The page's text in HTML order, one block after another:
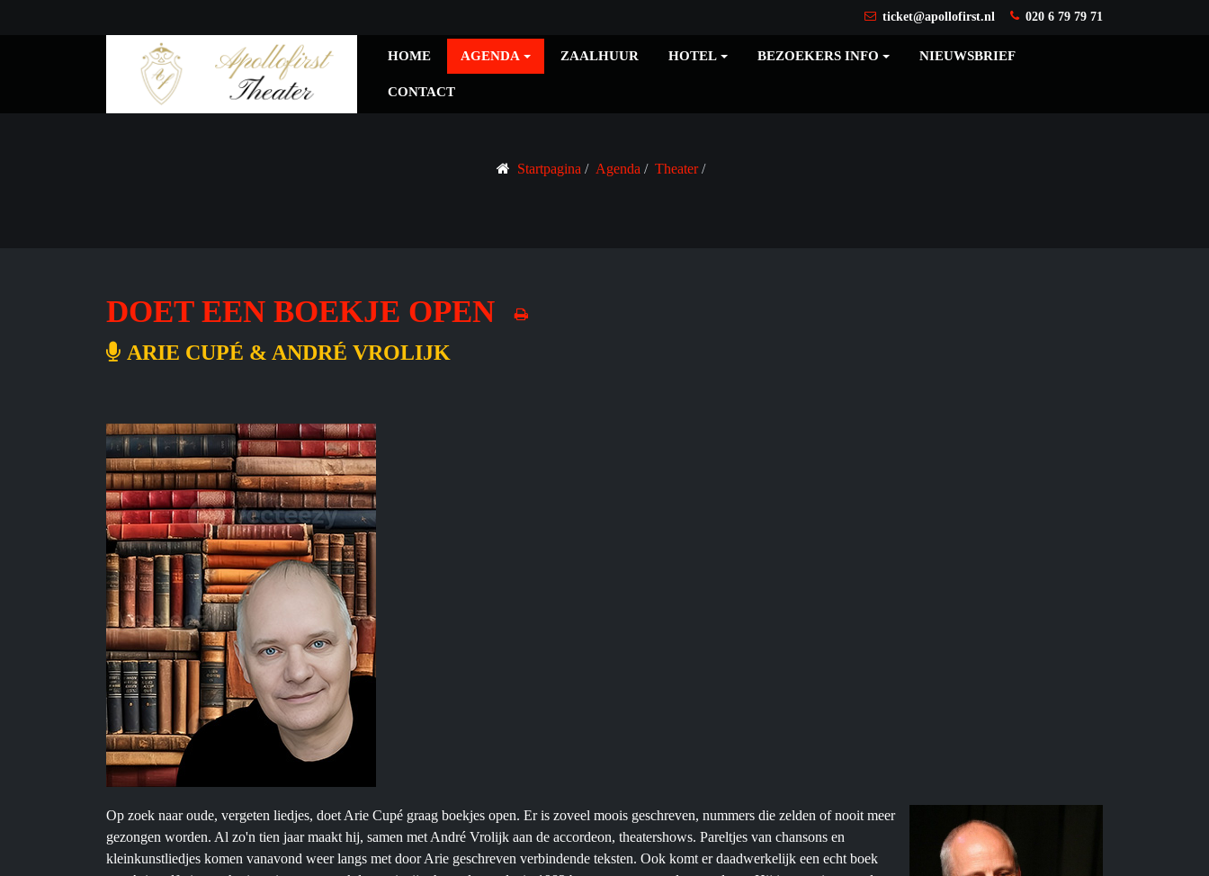
ticket@apollofirst.nl 020 6 79 79 71
HOME AGENDA ZAALHUUR HOTEL BEZOEKERS INFO NIEUWSBRIEF
CONTACT
Startpagina Agenda Theater
DOET EEN BOEKJE OPEN
ARIE CUPÉ & ANDRÉ VROLIJK
Op zoek naar oude, vergeten liedjes, doet Arie Cupé graag boekjes open. Er is zoveel moois geschreven, nummers die zelden of nooit meer
gezongen worden. Al zo'n tien jaar maakt hij, samen met André Vrolijk aan de accordeon, theatershows. Pareltjes van chansons en
kleinkunstliedjes komen vanavond weer langs met door Arie geschreven verbindende teksten. Ook komt er daadwerkelijk een echt boek